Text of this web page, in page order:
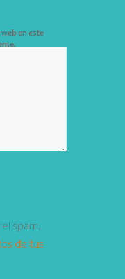
en este
spam.
de tus